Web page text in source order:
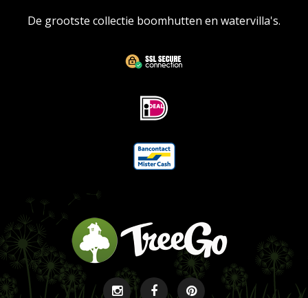
De grootste collectie boomhutten en watervilla's.